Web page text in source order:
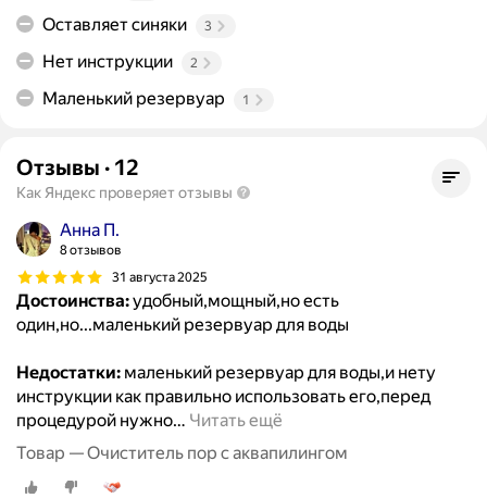
Оставляет синяки 3
Нет инструкции 2
Маленький резервуар 1
Отзывы · 12
Как Яндекс проверяет отзывы
Анна П.
8 отзывов
31 августа 2025
Достоинства:удобный,мощный,но есть
один,но...маленький резервуар для воды
Недостатки: маленький резервуар для воды,и нету
инструкции как правильно использовать его,перед
процедурой нужно… Читать ещё
Товар — Очиститель пор с аквапилингом